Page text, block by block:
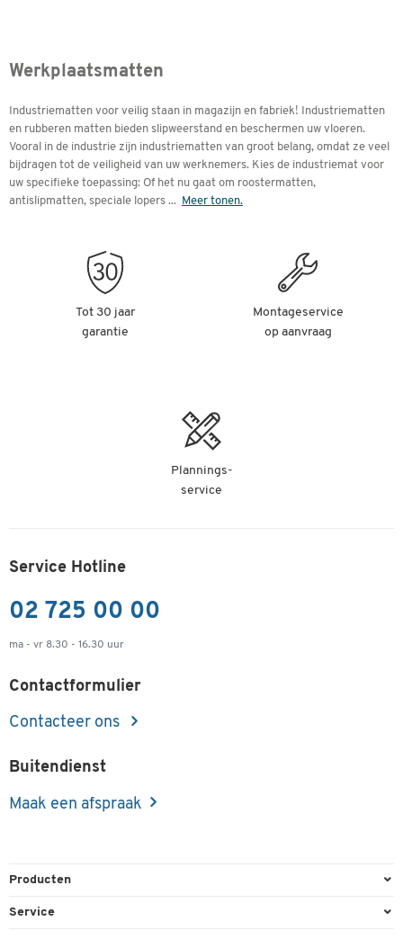
Werkplaatsmatten
Industriematten voor veilig staan in magazijn en fabriek! Industriematten
en rubberen matten bieden slipweerstand en beschermen uw vloeren.
Vooral in de industrie zijn industriematten van groot belang, omdat ze veel
bijdragen tot de veiligheid van uw werknemers. Kies de industriemat voor
uw specifieke toepassing: Of het nu gaat om roostermatten,
antislipmatten, speciale lopers ... Meer tonen.
Tot 30 jaar
garantie
Montageservice
op aanvraag
Plannings-
service
Service Hotline
02 725 00 00
ma - vr 8.30 - 16.30 uur
Contactformulier
Contacteer ons
Buitendienst
Maak een afspraak
Producten
Kantoorbenodigdheden
Service